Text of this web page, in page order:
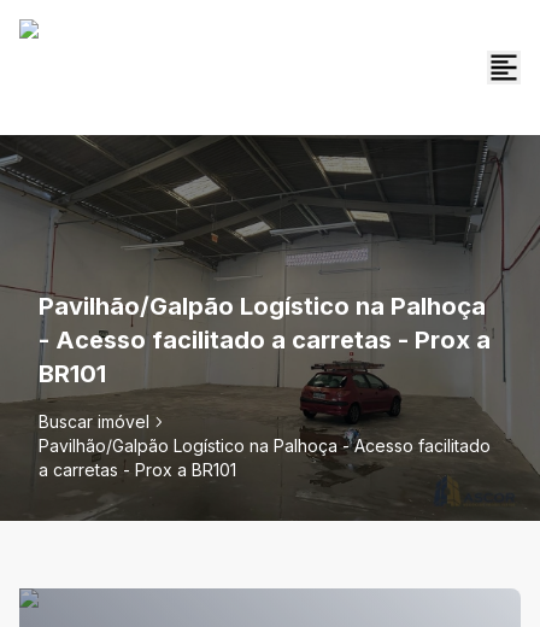
Pavilhão/Galpão Logístico na Palhoça
- Acesso facilitado a carretas - Prox a
BR101
Buscar imóvel
Pavilhão/Galpão Logístico na Palhoça - Acesso facilitado
a carretas - Prox a BR101